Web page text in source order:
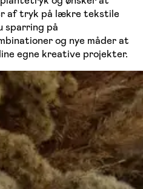
af tryk på lækre tekstile
sparring på
og nye måder at
egne kreative projekter.